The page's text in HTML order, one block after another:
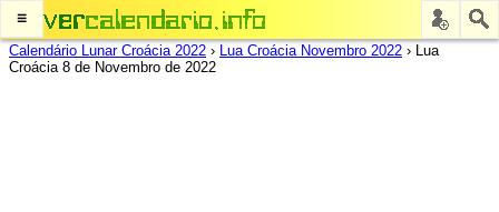
≡
Calendário Lunar Croácia 2022 › Lua Croácia Novembro 2022 › Lua
Croácia 8 de Novembro de 2022